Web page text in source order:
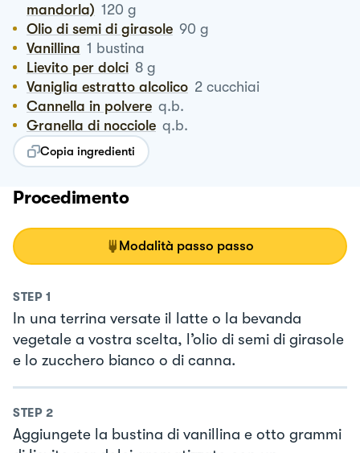
mandorla) 120 g
Olio di semi di girasole 90 g
Vanillina 1 bustina
Lievito per dolci 8 g
Vaniglia estratto alcolico 2 cucchiai
Cannella in polvere q.b.
Granella di nocciole q.b.
Copia ingredienti
Procedimento
Modalità passo passo
STEP 1
In una terrina versate il latte o la bevanda
vegetale a vostra scelta, l’olio di semi di girasole
e lo zucchero bianco o di canna.
STEP 2
Aggiungete la bustina di vanillina e otto grammi